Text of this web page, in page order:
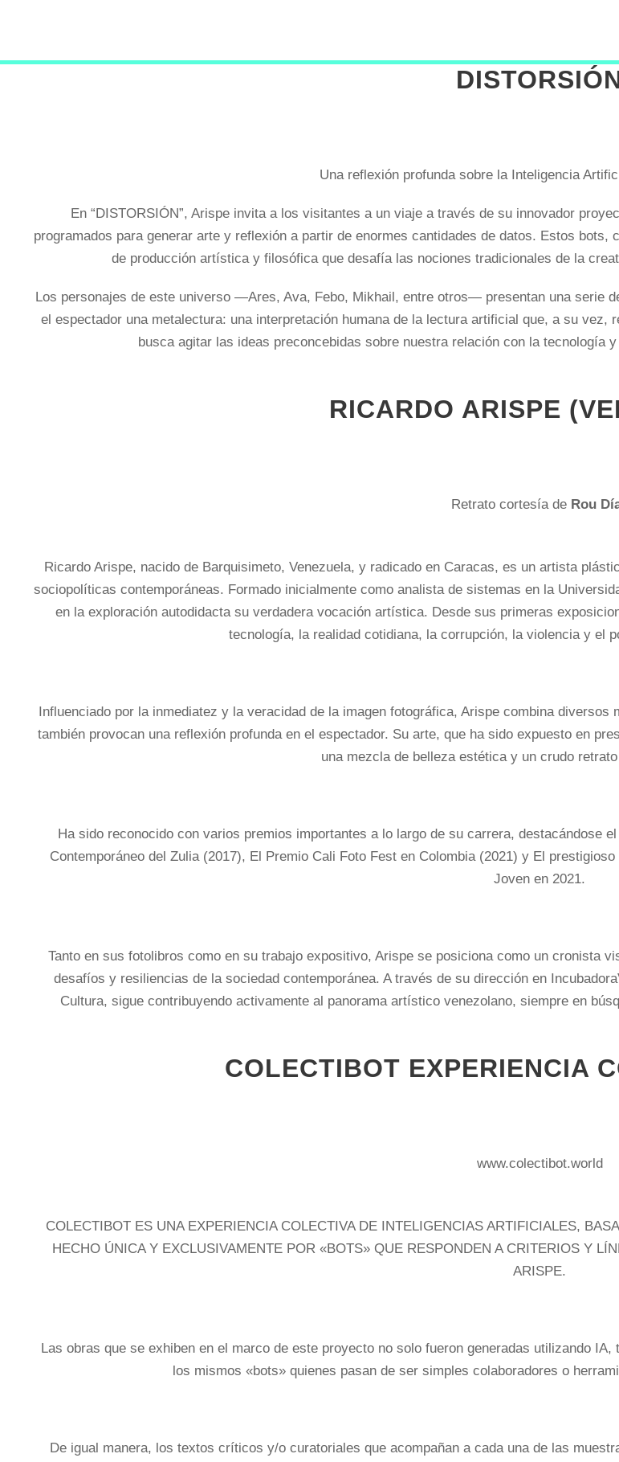
Una reflexión profunda sobre la Inteligencia
En “DISTORSIÓN”, Arispe invita a los visitantes a un viaje a través de su innovador
programados para generar arte y reflexión a partir de enormes cantidades de datos. Estos
de producción artística y filosófica que desafía las nociones tradicionales de la
Los personajes de este universo —Ares, Ava, Febo, Mikhail, entre otros— presentan una serie
el espectador una metalectura: una interpretación humana de la lectura artificial que, a su
busca agitar las ideas preconcebidas sobre nuestra relación con la tecnología
RICARDO ARISPE
Retrato cortesía deRou
Ricardo Arispe, nacido de Barquisimeto, Venezuela, y radicado en Caracas, es un artista
sociopolíticas contemporáneas. Formado inicialmente como analista de sistemas en la
en la exploración autodidacta su verdadera vocación artística. Desde sus primeras
tecnología, la realidad cotidiana, la corrupción, la violencia y el
Influenciado por la inmediatez y la veracidad de la imagen fotográfica, Arispe combina
también provocan una reflexión profunda en el espectador. Su arte, que ha sido expuesto en
una mezcla de belleza estética y un crudo
Ha sido reconocido con varios premios importantes a lo largo de su carrera, destacándose
Contemporáneo del Zulia (2017), El Premio Cali Foto Fest en Colombia (2021) y El
Joven en 2021.
Tanto en sus fotolibros como en su trabajo expositivo, Arispe se posiciona como un cronista
desafíos y resiliencias de la sociedad contemporánea. A través de su dirección en
Cultura, sigue contribuyendo activamente al panorama artístico venezolano, siempre en
COLECTIBOT EXPERIENCIA
www.colectibot.world
COLECTIBOT ES UNA EXPERIENCIA COLECTIVA DE INTELIGENCIAS ARTIFICIALES,
HECHO ÚNICA Y EXCLUSIVAMENTE POR «BOTS» QUE RESPONDEN A CRITERIOS Y
ARISPE.
Las obras que se exhiben en el marco de este proyecto no solo fueron generadas utilizando
los mismos «bots» quienes pasan de ser simples colaboradores o
De igual manera, los textos críticos y/o curatoriales que acompañan a cada una de las